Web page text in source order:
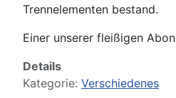
Trennelementen bestand.
Einer unserer fleißigen
Details
Kategorie: Verschiedenes